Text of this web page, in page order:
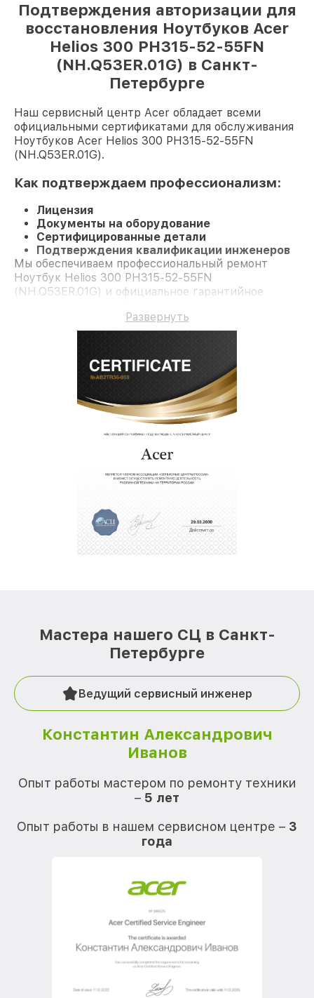
Подтверждения авторизации для
восстановления Ноутбуков Acer
Helios 300 PH315-52-55FN
(NH.Q53ER.01G) в Санкт-
Петербурге
Наш сервисный центр Acer обладает всеми
официальными сертификатами для обслуживания
Ноутбуков Acer Helios 300 PH315-52-55FN
(NH.Q53ER.01G).
Как подтверждаем профессионализм:
Лицензия
Документы на оборудование
Сертифицированные детали
Подтверждения квалификации инженеров
Мы обеспечиваем профессиональный ремонт
Ноутбук Helios 300 PH315-52-55FN
(NH.Q53ER.01G) и официальное гарантийное
Развернуть
Мастера нашего СЦ в Санкт-
Петербурге
Ведущий сервисный инженер
Константин Александрович
Иванов
Опыт работы мастером по ремонту техники
– 5 лет
Опыт работы в нашем сервисном центре – 3
года